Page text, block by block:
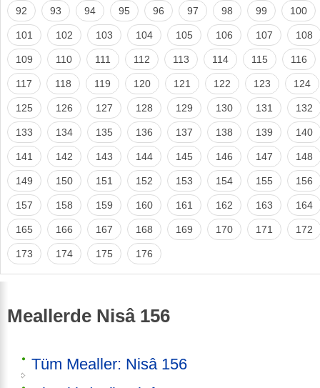
92 93 94 95 96 97 98 99 100
101 102 103 104 105 106 107 108
109 110 111 112 113 114 115 116
117 118 119 120 121 122 123 124
125 126 127 128 129 130 131 132
133 134 135 136 137 138 139 140
141 142 143 144 145 146 147 148
149 150 151 152 153 154 155 156
157 158 159 160 161 162 163 164
165 166 167 168 169 170 171 172
173 174 175 176
Meallerde Nisâ 156
Tüm Mealler: Nisâ 156